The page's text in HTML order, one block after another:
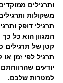
ותרגילים
משקולות
תרגילי דופק
המגוון הוא כל
תרגיל לפי זמן
יודעים שהרווחתם
למטרות שלכם.